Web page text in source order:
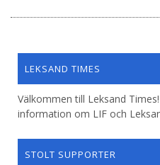
LEKSAND TIMES
Välkommen till Leksand
information om LIF och
STOLT SUPPORTER